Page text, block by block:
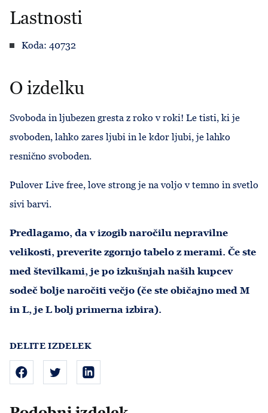
DELITE IZDELEK
Lastnosti
Koda: 40732
O izdelku
Svoboda in ljubezen gresta z roko v roki! Le tisti, ki je
svoboden, lahko zares ljubi in le kdor ljubi, je lahko
resnično svoboden.
Pulover Live free, love strong je na voljo v temno in svetlo
sivi barvi.
Predlagamo, da v izogib naročilu nepravilne
velikosti, preverite zgornjo tabelo z merami. Če ste
med številkami, je po izkušnjah naših kupcev
sodeč bolje naročiti večjo (če ste običajno med M
in L, je L bolj primerna izbira).